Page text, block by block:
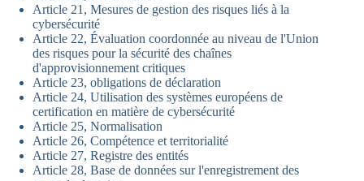
Article 21, Mesures de gestion des risques liés à la
cybersécurité
Article 22, Évaluation coordonnée au niveau de l'Union
des risques pour la sécurité des chaînes
d'approvisionnement critiques
Article 23, obligations de déclaration
Article 24, Utilisation des systèmes européens de
certification en matière de cybersécurité
Article 25, Normalisation
Article 26, Compétence et territorialité
Article 27, Registre des entités
Article 28, Base de données sur l'enregistrement des